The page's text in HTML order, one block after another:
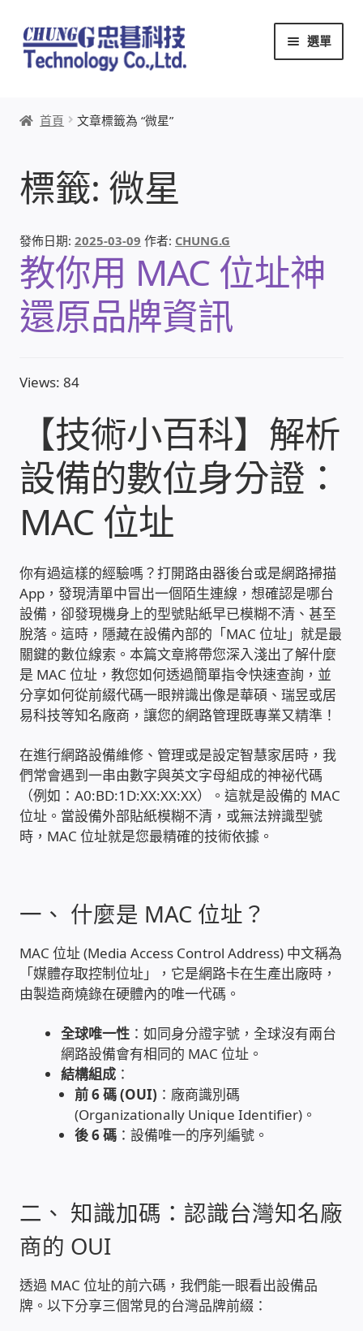
跳
至
導
列
跳
至
主
內
選單
本站文章導覽
創辦人:林慶忠
頭份獅子會
照片紀實影音
儀器設備
網路建置規劃維修-實績案例
弱電工程-實績案例
插卡計費
監視器安裝維修-實績案例
自動控制PLC專案設計-實績案例
雲端儲值型電表
電子鎖安裝-實績案例
徵 伙伴
公益贊助、社會貢獻
聯盟合作包商
家庭水電修繕
電腦維修銷售
電腦維護合約
電腦租賃方案
首頁 文章標籤為 “微星”
標籤: 微星
發佈日期:2025-03-09 作者: CHUNG.G
教你用 MAC 位址神
還原品牌資訊
Views: 84
【技術小百科】解析
設備的數位身分證：
MAC 位址
你有過這樣的經驗嗎？打開路由器後台或是網路掃描
App，發現清單中冒出一個陌生連線，想確認是哪台
設備，卻發現機身上的型號貼紙早已模糊不清、甚至
脫落。這時，隱藏在設備內部的「MAC 位址」就是最
關鍵的數位線索。本篇文章將帶您深入淺出了解什麼
是 MAC 位址，教您如何透過簡單指令快速查詢，並
分享如何從前綴代碼一眼辨識出像是華碩、瑞昱或居
易科技等知名廠商，讓您的網路管理既專業又精準！
在進行網路設備維修、管理或是設定智慧家居時，我
們常會遇到一串由數字與英文字母組成的神祕代碼
（例如：A0:BD:1D:XX:XX:XX）。這就是設備的 MAC
位址。當設備外部貼紙模糊不清，或無法辨識型號
時，MAC 位址就是您最精確的技術依據。
一、 什麼是 MAC 位址？
MAC 位址 (Media Access Control Address) 中文稱為
「媒體存取控制位址」，它是網路卡在生產出廠時，
由製造商燒錄在硬體內的唯一代碼。
全球唯一性 ：如同身分證字號，全球沒有兩台
網路設備會有相同的 MAC 位址。
結構組成 ：
前 6 碼 (OUI) ：廠商識別碼
(Organizationally Unique Identifier)。
後 6 碼 ：設備唯一的序列編號。
二、 知識加碼：認識台灣知名廠
商的 OUI
透過 MAC 位址的前六碼，我們能一眼看出設備品
牌。以下分享三個常見的台灣品牌前綴：